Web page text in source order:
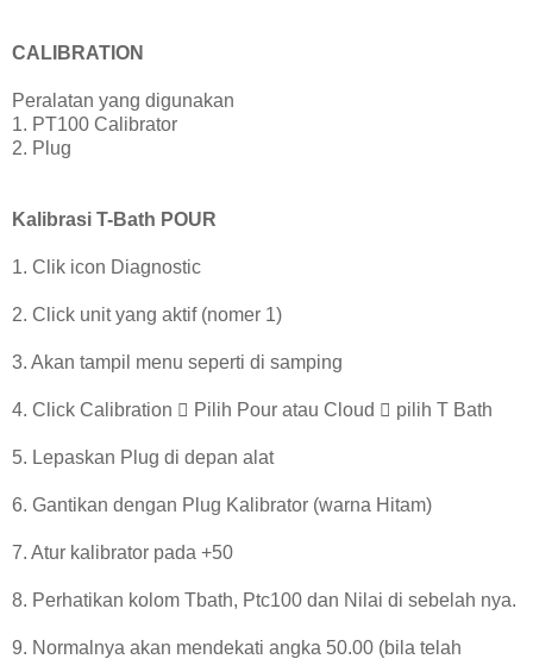
CALIBRATION
Peralatan yang digunakan
1. PT100 Calibrator
2. Plug
Kalibrasi T-Bath POUR
1. Clik icon Diagnostic
2. Click unit yang aktif (nomer 1)
3. Akan tampil menu seperti di samping
4. Click Calibration  Pilih Pour atau Cloud  pilih T Bath
5. Lepaskan Plug di depan alat
6. Gantikan dengan Plug Kalibrator (warna Hitam)
7. Atur kalibrator pada +50
8. Perhatikan kolom Tbath, Ptc100 dan Nilai di sebelah nya.
9. Normalnya akan mendekati angka 50.00 (bila telah